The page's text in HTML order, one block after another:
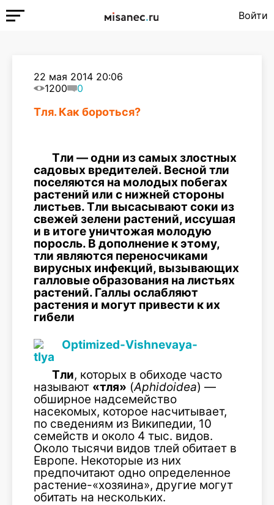
Войти
22 мая 2014 20:06
1200
0
Тля. Как бороться?
Тли — одни из самых злостных
садовых вредителей. Весной тли
поселяются на молодых побегах
растений или с нижней стороны
листьев. Тли высасывают соки из
свежей зелени растений, иссушая
и в итоге уничтожая молодую
поросль. В дополнение к этому,
тли являются переносчиками
вирусных инфекций, вызывающих
галловые образования на листьях
растений. Галлы ослабляют
растения и могут привести к их
гибели
Тли, которых в обиходе часто
называют «тля» (Aphidoidea) —
обширное надсемейство
насекомых, которое насчитывает,
по сведениям из Википедии, 10
семейств и около 4 тыс. видов.
Около тысячи видов тлей обитает в
Европе. Некоторые из них
предпочитают одно определенное
растение-«хозяина», другие могут
обитать на нескольких.